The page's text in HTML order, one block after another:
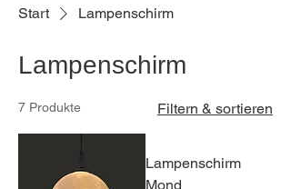
Start Lampenschirm
Lampenschirm
7 Produkte Filtern & sortieren
Lampenschirm
Mond